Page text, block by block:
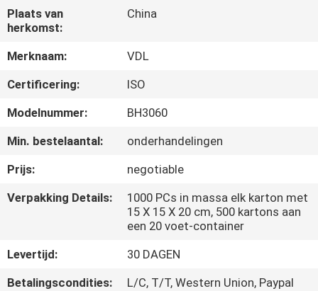
ONGEVEER
ONS
FABRIEKSREIS
SITEMAP
Plaats van
herkomst:
China
Merknaam:
VDL
Certificering:
ISO
Modelnummer:
BH3060
Min. bestelaantal:
onderhandelingen
Prijs:
negotiable
Verpakking Details:
1000 PCs in massa elk karton met
15 X 15 X 20 cm, 500 kartons aan
een 20 voet-container
Levertijd:
30 DAGEN
Betalingscondities:
L/C, T/T, Western Union, Paypal